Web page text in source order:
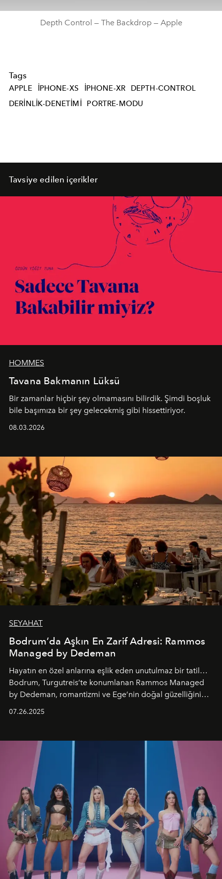
Depth Control — The Backdrop — Apple
Tags
APPLE IPHONE-XS IPHONE-XR
DEPTH-CONTROL
DERINLIK-DENETIMI
PORTRE-MODU
Tavsiye edilen içerikler
HOMMES
Tavana Bakmanın Lüksü
Bir zamanlar hiçbir şey olmamasını bilirdik. Şimdi boşluk
bile başımıza bir şey gelecekmiş gibi hissettiriyor.
08.03.2026
SEYAHAT
Bodrum’da Aşkın En Zarif Adresi: Rammos
Managed by Dedeman
Hayatın en özel anlarına eşlik eden unutulmaz bir tatil…
Bodrum, Turgutreis’te konumlanan Rammos Managed
by Dedeman, romantizmi ve Ege’nin doğal güzelliğini
07.26.2025